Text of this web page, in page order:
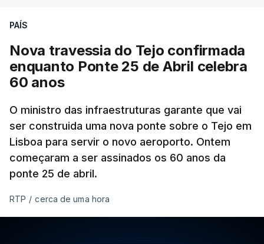
PAÍS
Nova travessia do Tejo confirmada
enquanto Ponte 25 de Abril celebra
60 anos
O ministro das infraestruturas garante que vai
ser construida uma nova ponte sobre o Tejo em
Lisboa para servir o novo aeroporto. Ontem
começaram a ser assinados os 60 anos da
ponte 25 de abril.
RTP / cerca de uma hora